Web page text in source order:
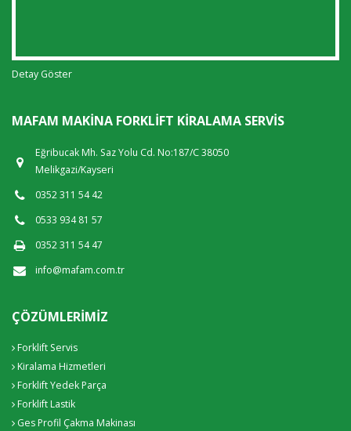
Detay Göster
MAFAM MAKINA FORKLIFT KIRALAMA SERVIS
Eğribucak Mh. Saz Yolu Cd. No:187/C 38050
Melikgazi/Kayseri
0352 311 54 42
0533 934 81 57
0352 311 54 47
info@mafam.com.tr
ÇÖZÜMLERIMIZ
Forklift Servis
Kiralama Hizmetleri
Forklift Yedek Parça
Forklift Lastik
Ges Profil Çakma Makinası